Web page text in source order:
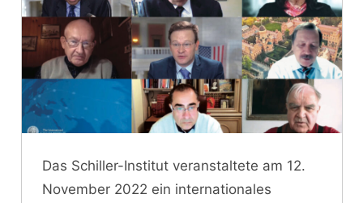
Das Schiller-Institut veranstaltete am 12.
November 2022 ein internationales